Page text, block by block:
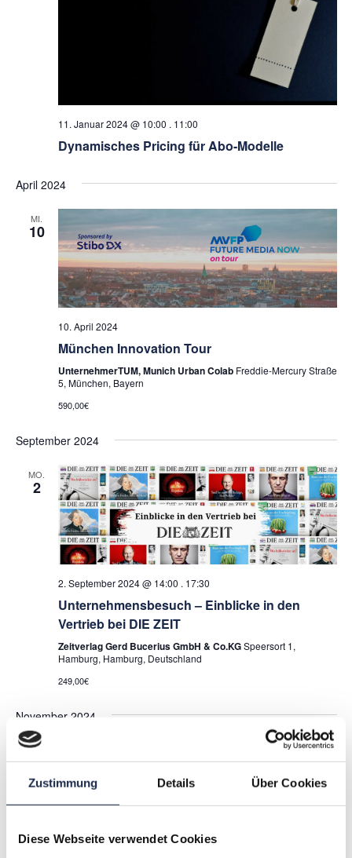
Zustimmung Details Über Cookies
Diese Webseite verwendet Cookies
11. Januar 2024 @ 10:00 . 11:00
Dynamisches Pricing für Abo-Modelle
April 2024
MI.
10
10. April 2024
München Innovation Tour
UnternehmerTUM, Munich Urban Colab Freddie-Mercury Straße
5, München, Bayern
590,00€
September 2024
MO.
2
2. September 2024 @ 14:00 . 17:30
Unternehmensbesuch – Einblicke in den
Vertrieb bei DIE ZEIT
Zeitverlag Gerd Bucerius GmbH & Co.KGSpeersort 1,
Hamburg, Hamburg, Deutschland
249,00€
November 2024
DO.
14